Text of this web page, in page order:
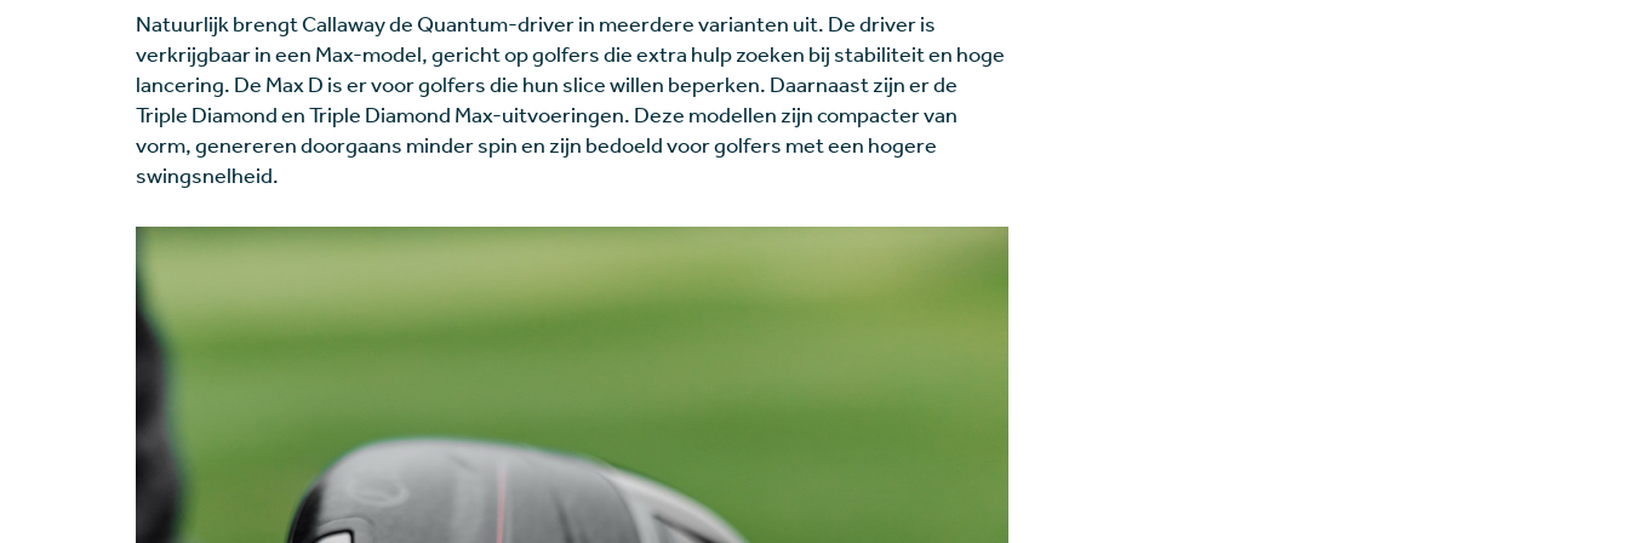
Natuurlijk brengt Callaway de Quantum-driver in meerdere varianten uit. De driver is
verkrijgbaar in een Max-model, gericht op golfers die extra hulp zoeken bij stabiliteit en hoge
lancering. De Max D is er voor golfers die hun slice willen beperken. Daarnaast zijn er de
Triple Diamond en Triple Diamond Max-uitvoeringen. Deze modellen zijn compacter van
vorm, genereren doorgaans minder spin en zijn bedoeld voor golfers met een hogere
swingsnelheid.